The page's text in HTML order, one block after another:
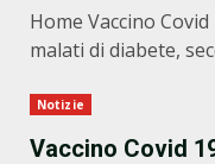
Home Vaccino
malati di diabete,
Notizie
Vaccino Covid